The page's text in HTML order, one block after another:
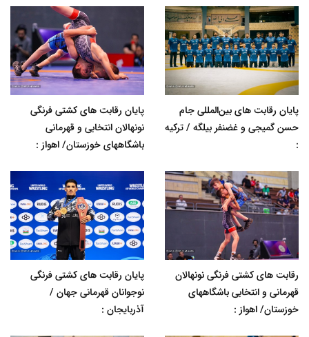
پایان رقابت های بین‌المللی جام
حسن گمیجی و غضنفر بیلگه / ترکیه
:
پایان رقابت های کشتی فرنگی
نونهالان انتخابی و قهرمانی
باشگاههای خوزستان/ اهواز :
رقابت های کشتی فرنگی نونهالان
قهرمانی و انتخابی باشگاههای
خوزستان/ اهواز :
پایان رقابت های کشتی فرنگی
نوجوانان قهرمانی جهان /
آذربایجان :